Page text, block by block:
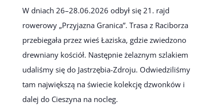
W dniach 26–28.06.2026 odbył się 21. rajd
rowerowy „Przyjazna Granica”. Trasa z Raciborza
przebiegała przez wieś Łaziska, gdzie zwiedzono
drewniany kościół. Następnie żelaznym szlakiem
udaliśmy się do Jastrzębia-Zdroju. Odwiedziliśmy
tam największą na świecie kolekcję dzwonków i
dalej do Cieszyna na nocleg.